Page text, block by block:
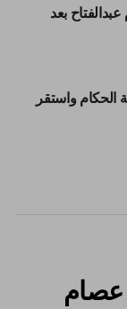
بعد
الحكام واستقر
عصام